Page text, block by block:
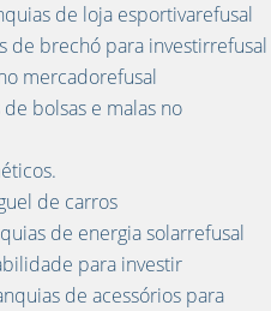
de loja esportivarefusal
de brechó para investirrefusal
mercadorefusal
bolsas e malas no
de carros
de energia solarrefusal
para investir
de acessórios para